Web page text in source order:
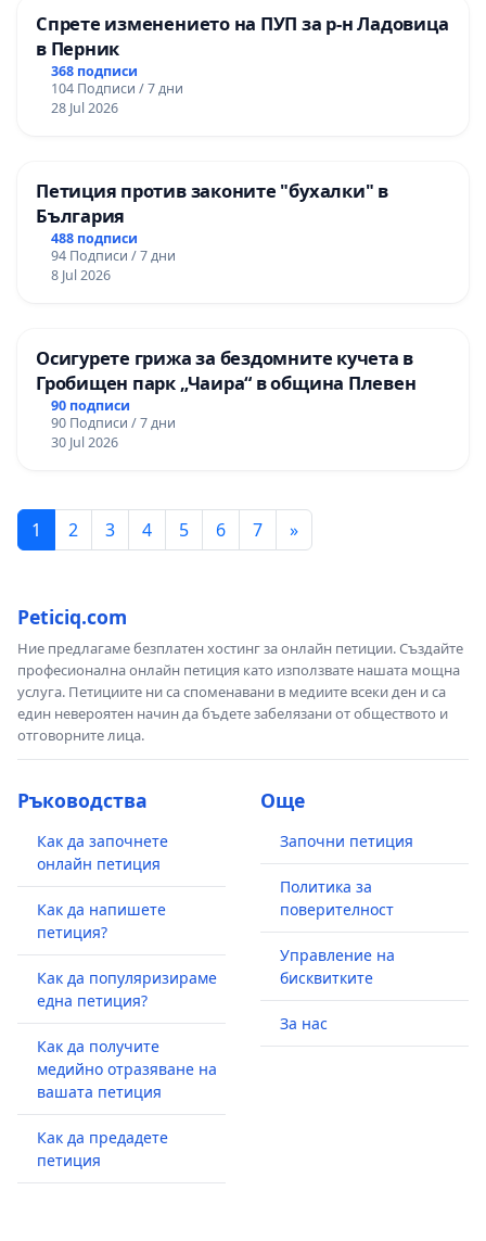
Спрете изменението на ПУП за р-н Ладовица
в Перник
368 подписи
104 Подписи / 7 дни
28 Jul 2026
Петиция против законите "бухалки" в
България
488 подписи
94 Подписи / 7 дни
8 Jul 2026
Осигурете грижа за бездомните кучета в
Гробищен парк „Чаира“ в община Плевен
90 подписи
90 Подписи / 7 дни
30 Jul 2026
1 2 3 4 5 6 7 »
Peticiq.com
Ние предлагаме безплатен хостинг за онлайн петиции. Създайте
професионална онлайн петиция като използвате нашата мощна
услуга. Петициите ни са споменавани в медиите всеки ден и са
един невероятен начин да бъдете забелязани от обществото и
отговорните лица.
Ръководства
Как да започнете
онлайн петиция
Как да напишете
петиция?
Как да популяризираме
една петиция?
Как да получите
медийно отразяване на
вашата петиция
Как да предадете
петиция
Още
Започни петиция
Политика за
поверителност
Управление на
бисквитките
За нас